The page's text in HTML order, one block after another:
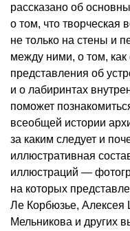
рассказано об
о том, что творческая
не только на стены и
между ними, о том, как
представления об
и о лабиринтах
поможет
всеобщей истории
за каким следует и
иллюстративная
иллюстраций —
на которых
Ле Корбюзье, Алексея
Мельникова и других